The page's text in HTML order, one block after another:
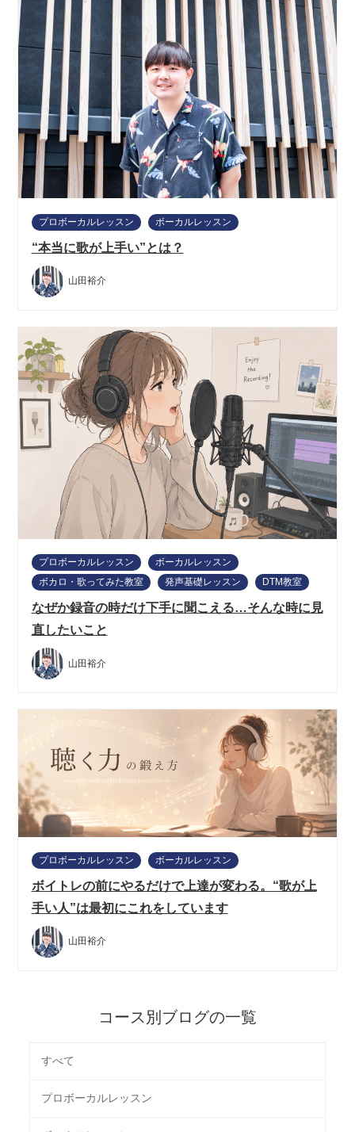
プロボーカルレッスン ボーカルレッスン
“本当に歌が上手い”とは？
山田裕介
プロボーカルレッスン
ボーカルレッスン
ボカロ・歌ってみた教室
発声基礎レッスン DTM教室
なぜか録音の時だけ下手に聞こえる…そんな時に見
直したいこと
山田裕介
プロボーカルレッスン ボーカルレッスン
ボイトレの前にやるだけで上達が変わる。“歌が上
手い人”は最初にこれをしています
山田裕介
コース別ブログの一覧
すべて
プロボーカルレッスン